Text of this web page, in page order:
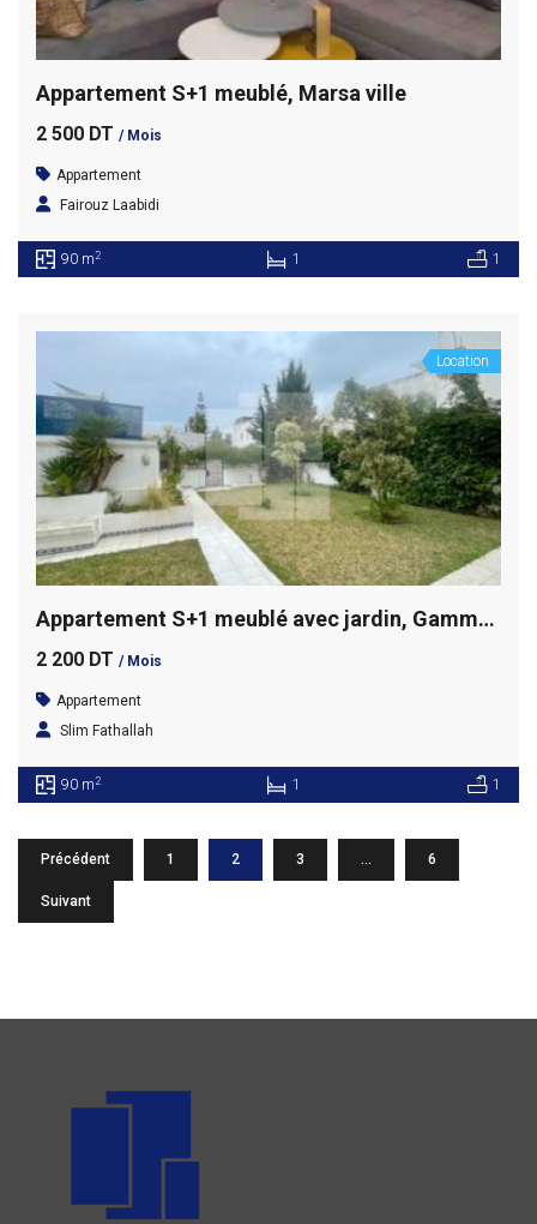
Appartement S+1 meublé, Marsa ville
2 500 DT / Mois
Appartement
Fairouz Laabidi
90 m2 1 1
Location
Appartement S+1 meublé avec jardin, Gammarth supérieur
2 200 DT / Mois
Appartement
Slim Fathallah
90 m2 1 1
Précédent 1 2 3 … 6
Suivant